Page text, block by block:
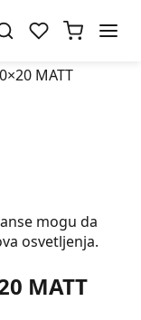
MATT
mogu da
osvetljenja.
MATT